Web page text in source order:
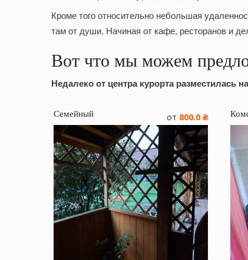
Кроме того относительно небольшая
там от души. Начиная от кафе, ресторанов и
Вот что мы можем
Недалеко от центра курорта разместилась
Семейный от 800.0 ₴